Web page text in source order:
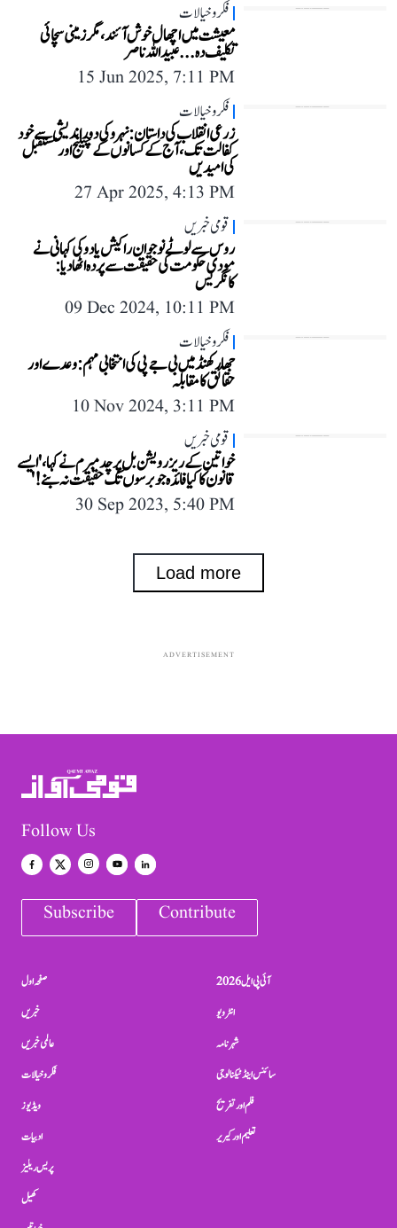
فکر و خیالات
معیشت میں اچھال خوش آئند، مگر زمینی سچائی
تکلیف دہ...عبیداللہ ناصر
15 Jun 2025, 7:11 PM
فکر و خیالات
زرعی انقلاب کی داستان: نہرو کی دوراندیشی سے خود
کفالت تک، آج کے کسانوں کے چیلنج اور مستقبل
کی امیدیں
27 Apr 2025, 4:13 PM
قومی خبریں
روس سے لوٹے نوجوان راکیش یادو کی کہانی نے
مودی حکومت کی حقیقت سے پردہ اٹھا دیا:
کانگریس
09 Dec 2024, 10:11 PM
فکر و خیالات
جھارکھنڈ میں بی جے پی کی انتخابی مہم: وعدے اور
حقائق کا مقابلہ
10 Nov 2024, 3:11 PM
قومی خبریں
خواتین کے ریزرویشن بل پر چدمبرم نے کہا، 'ایسے
قانون کا کیا فائدہ جو برسوں تک حقیقت نہ بنے!'
30 Sep 2023, 5:40 PM
Load more
ADVERTISEMENT
Follow Us
Subscribe Contribute
صفحہ اول
خبریں
عالمی خبریں
فکر و خیالات
ویڈیوز
ادبیات
پریس ریلیز
کھیل
آئی پی ایل 2026
انٹرویو
شہرنامہ
سائنس اینڈ ٹیکنالوجی
فلم اور تفریح
تعلیم اور کیریر